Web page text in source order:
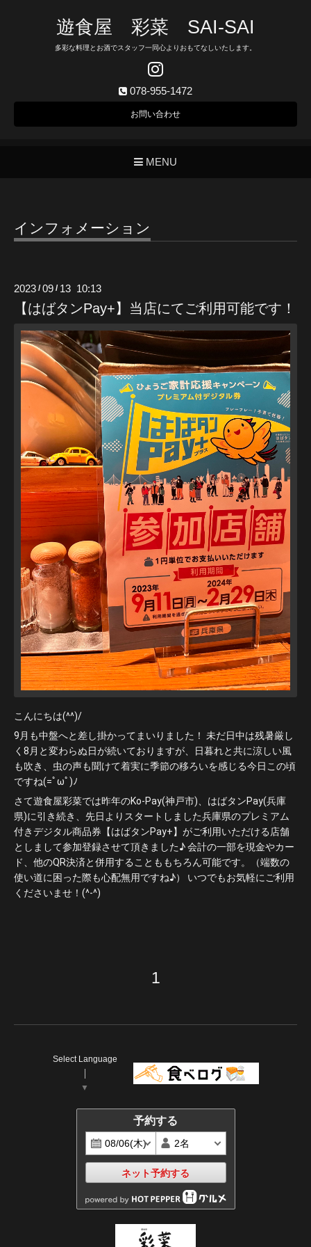
遊食屋 彩菜 SAI‐SAI
多彩な料理とお酒でスタッフ一同心よりおもてなしいたします。
078-955-1472
お問い合わせ
MENU
インフォメーション
2023 /09 / 13 10:13
【はばタンPay+】当店にてご利用可能です！
こんにちは(^^)/
9月も中盤へと差し掛かってまいりました！ 未だ日中は残暑厳し
く8月と変わらぬ日が続いておりますが、日暮れと共に涼しい風
も吹き、虫の声も聞けて着実に季節の移ろいを感じる今日この頃
ですね(=ﾟωﾟ)ﾉ
さて遊食屋彩菜では昨年のKo-Pay(神戸市)、はばタンPay(兵庫
県)に引き続き、先日よりスタートしました兵庫県のプレミアム
付きデジタル商品券【はばタンPay+】がご利用いただける店舗
としまして参加登録させて頂きました♪ 会計の一部を現金やカー
ド、他のQR決済と併用することももちろん可能です。（端数の
使い道に困った際も心配無用ですね♪） いつでもお気軽にご利用
くださいませ！(^-^)
1
Select Language
▼
予約する
ネット予約する